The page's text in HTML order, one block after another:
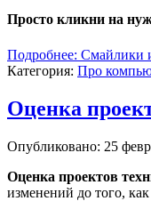
Просто кликни на
Подробнее: Смайлики
Категория: Про
Оценка
Опубликовано: 25
Оценка проектов
изменений до того,